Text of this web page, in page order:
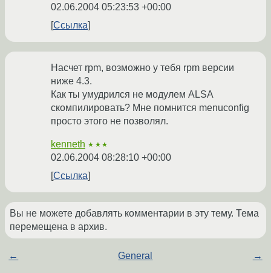
02.06.2004 05:23:53 +00:00
Ссылка
Насчет rpm, возможно у тебя rpm версии
ниже 4.3.
Как ты умудрился не модулем ALSA
скомпилировать? Мне помнится menuconfig
просто этого не позволял.
kenneth ★★★
02.06.2004 08:28:10 +00:00
Ссылка
Вы не можете добавлять комментарии в эту тему. Тема
перемещена в архив.
← General →